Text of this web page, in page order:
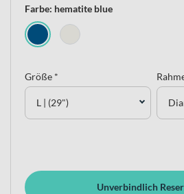
Farbe: hematite blue
Größe *
L | (29")
Unverbindlich